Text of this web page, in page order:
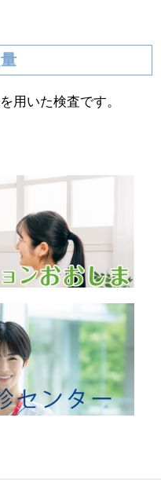
用いた検査です。